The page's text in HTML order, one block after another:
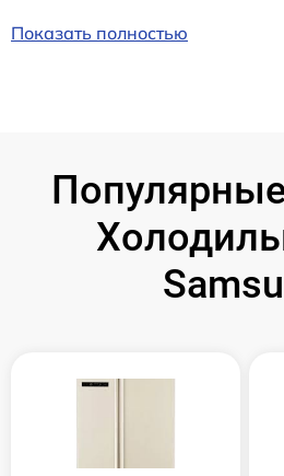
Показать полностью